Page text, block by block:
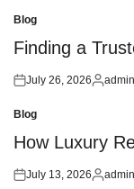
Posted
in
Blog
Finding a
Posted
July 26, 2026
Posted
admin
Posted
in
Blog
How Luxury
Posted
July 13, 2026
Posted
admin